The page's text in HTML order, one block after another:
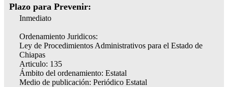
Plazo para Prevenir:
Inmediato
Ordenamiento Juridicos:
Ley de Procedimientos Administrativos para el Estado de
Chiapas
Articulo: 135
Ámbito del ordenamiento: Estatal
Medio de publicación: Periódico Estatal